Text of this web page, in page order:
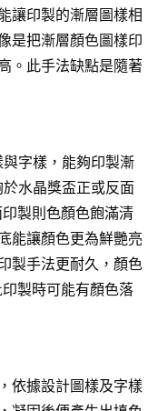
讓印製的漸層圖樣相
是把漸層顏色圖樣印
。此手法缺點是隨著
字樣，能夠印製漸
水晶獎盃正或反面
製則色顏色飽滿清
能讓顏色更為鮮艷亮
製手法更耐久，顏色
製時可能有顏色落
依據設計圖樣及字樣